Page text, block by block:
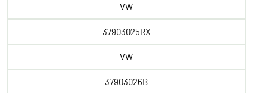
VW
37903025RX
VW
37903026B